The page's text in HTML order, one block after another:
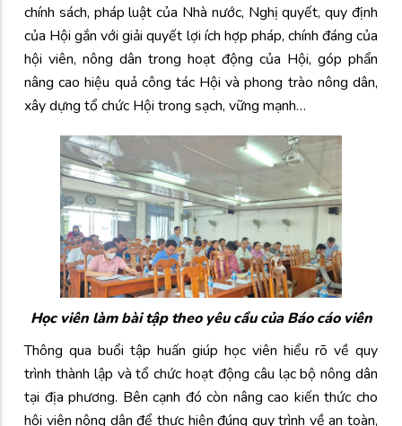
chính sách, pháp luật của Nhà nước, Nghị quyết, quy định
của Hội gắn với giải quyết lợi ích hợp pháp, chính đáng của
hội viên, nông dân trong hoạt động của Hội, góp phẩn
nâng cao hiệu quả công tác Hội và phong trào nông dân,
xây dựng tổ chức Hội trong sạch, vững mạnh…
Học viên làm bài tập theo yêu cầu của Báo cáo viên
Thông qua buổi tập huấn giúp học viên hiểu rõ về quy
trình thành lập và tổ chức hoạt động câu lạc bộ nông dân
tại địa phương. Bên cạnh đó còn nâng cao kiến thức cho
hội viên nông dân để thực hiện đúng quy trình về an toàn,